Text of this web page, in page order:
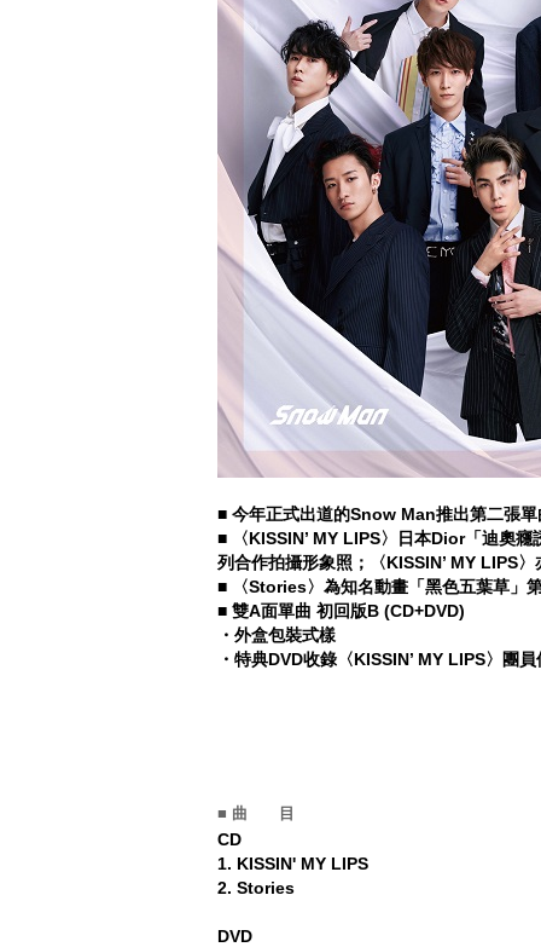
■ 今年正式出道的Snow Man推出第二張
■
〈KISSIN’ MY LIPS〉日本Dior「迪奧
列合作拍攝形象照；〈KISSIN’ MY LIPS
■
〈Stories〉為知名動畫「黑色五葉草
■ 雙A面單曲 初回版B (CD+DVD)
・外盒包裝式樣
・特典DVD收錄〈KISSIN’ MY LIPS〉
■ 曲 目
CD
1. KISSIN' MY LIPS
2. Stories
DVD